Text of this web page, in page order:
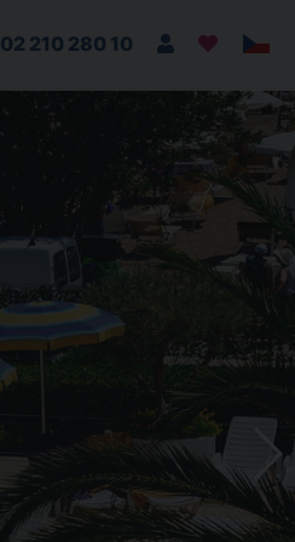
02 210 280 10